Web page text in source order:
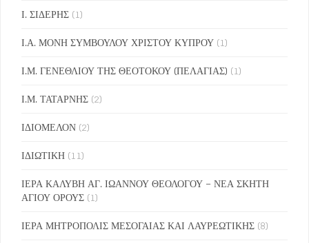
Ι. ΣΙΔΕΡΗΣ (1)
Ι.Α. ΜΟΝΗ ΣΥΜΒΟΥΛΟΥ ΧΡΙΣΤΟΥ ΚΥΠΡΟΥ (1)
Ι.Μ. ΓΕΝΕΘΛΙΟΥ ΤΗΣ ΘΕΟΤΟΚΟΥ (ΠΕΛΑΓΙΑΣ) (1)
Ι.Μ. ΤΑΤΑΡΝΗΣ (2)
ΙΔΙΟΜΕΛΟΝ (2)
ΙΔΙΩΤΙΚΗ (11)
ΙΕΡΑ ΚΑΛΥΒΗ ΑΓ. ΙΩΑΝΝΟΥ ΘΕΟΛΟΓΟΥ – ΝΕΑ ΣΚΗΤΗ
ΑΓΙΟΥ ΟΡΟΥΣ (1)
ΙΕΡΑ ΜΗΤΡΟΠΟΛΙΣ ΜΕΣΟΓΑΙΑΣ ΚΑΙ ΛΑΥΡΕΩΤΙΚΗΣ (8)